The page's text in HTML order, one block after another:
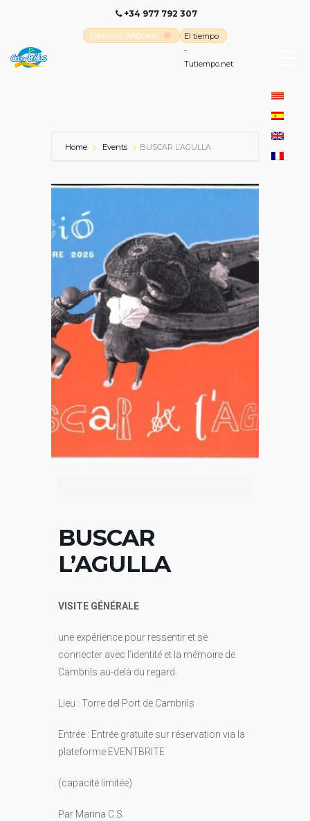
+34 977 792 307
Cambrils Webcam
El tiempo
-
Tutiempo.net
Home Events BUSCAR L’AGULLA
BUSCAR
L’AGULLA
VISITE GÉNÉRALE
une expérience pour ressentir et se
connecter avec l’identité et la mémoire de
Cambrils au-delà du regard.
Lieu : Torre del Port de Cambrils
Entrée : Entrée gratuite sur réservation via la
plateforme EVENTBRITE
(capacité limitée)
Par Marina C.S.